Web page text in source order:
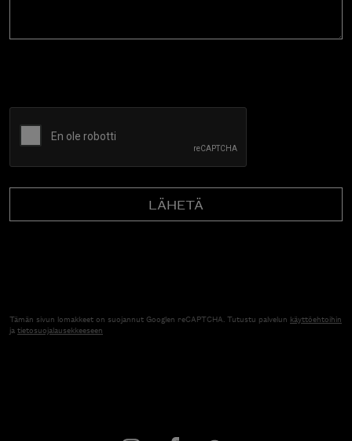
Tämän sivun lomakkeet on suojannut Googlen reCAPTCHA. Tutustu palvelun käyttöehtoihin
jatietosuojalausekkeeseen